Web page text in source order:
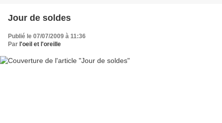
Jour de soldes
Publié le 07/07/2009 à 11:36
Par l'oeil et l'oreille